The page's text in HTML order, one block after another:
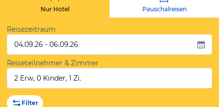
Nur Hotel Pauschalreisen
Reisezeitraum
04.09.26 - 06.09.26
Reiseteilnehmer & Zimmer
2 Erw, 0 Kinder, 1 Zi.
Filter